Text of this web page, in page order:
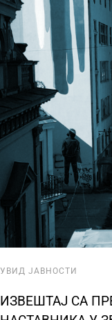
УВИД ЈАВНОСТИ
ИЗВЕШТАЈ СА